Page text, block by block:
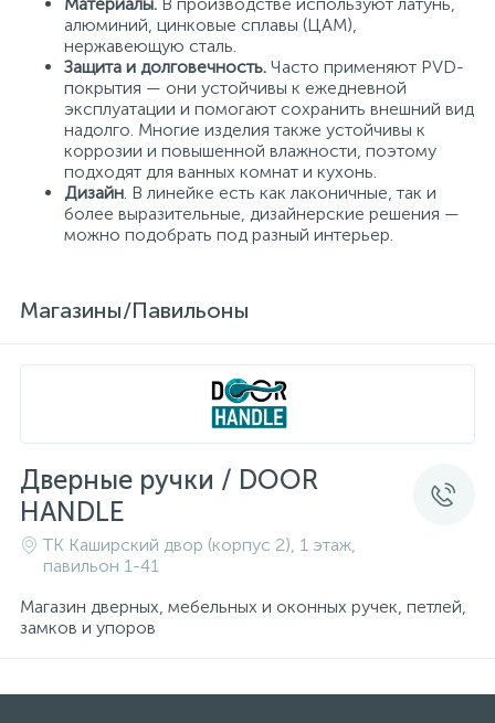
алюминий, цинковые сплавы (ЦАМ),
нержавеющую сталь.
Защита и долговечность. Часто применяют PVD-
покрытия — они устойчивы к ежедневной
эксплуатации и помогают сохранить внешний вид
надолго. Многие изделия также устойчивы к
коррозии и повышенной влажности, поэтому
подходят для ванных комнат и кухонь.
Дизайн. В линейке есть как лаконичные, так и
более выразительные, дизайнерские решения —
можно подобрать под разный интерьер.
Магазины/Павильоны
Дверные ручки / DOOR
HANDLE
ТК Каширский двор (корпус 2), 1 этаж,
павильон 1-41
Магазин дверных, мебельных и оконных ручек, петлей,
замков и упоров